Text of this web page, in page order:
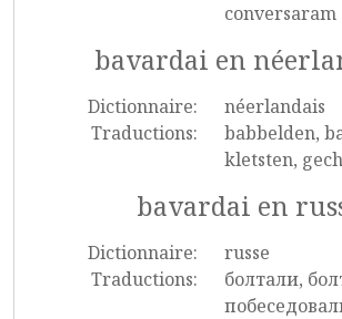
conversaram
bavardai en
Dictionnaire:
néerlandais
Traductions:
babbelden,
kletsten,
bavardai en
Dictionnaire:
russe
Traductions:
болтали,